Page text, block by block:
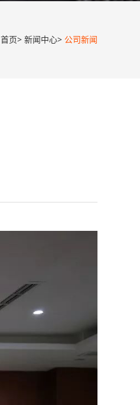
首页> 新闻中心> 公司新闻